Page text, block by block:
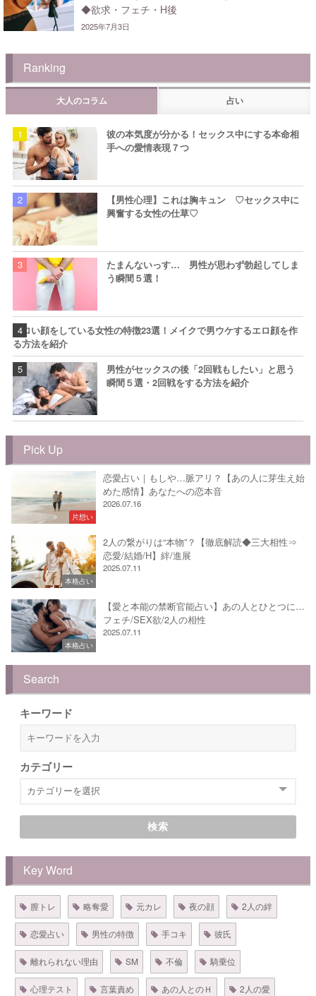
◆欲求・フェチ・H後
2025年7月3日
Ranking
大人のコラム 占い
彼の本気度が分かる！セックス中にする本命相
手への愛情表現７つ
【男性心理】これは胸キュン ♡セックス中に
興奮する女性の仕草♡
たまんないっす… 男性が思わず勃起してしま
う瞬間５選！
エロい顔をしている女性の特徴23選！メイクで男ウケするエロ顔を作
る方法を紹介
男性がセックスの後「2回戦もしたい」と思う
瞬間５選・2回戦をする方法を紹介
Pick Up
片想い
恋愛占い｜もしや…脈アリ？【あの人に芽生え始
めた感情】あなたへの恋本音
2026.07.16
本格占い
2人の繋がりは“本物”？【徹底解読◆三大相性⇒
恋愛/結婚/H】絆/進展
2025.07.11
本格占い
【愛と本能の禁断官能占い】あの人とひとつに…
フェチ/SEX欲/2人の相性
2025.07.11
Search
キーワード
カテゴリー
検索
Key Word
膣トレ 略奪愛 元カレ 夜の顔 2人の絆
恋愛占い 男性の特徴 手コキ 彼氏
離れられない理由 SM 不倫 騎乗位
心理テスト 言葉責め あの人とのＨ 2人の愛